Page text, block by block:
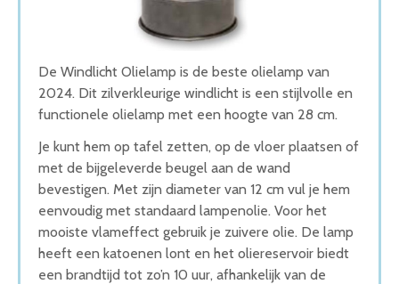
De Windlicht Olielamp is de beste olielamp van
2024. Dit zilverkleurige windlicht is een stijlvolle en
functionele olielamp met een hoogte van 28 cm.
Je kunt hem op tafel zetten, op de vloer plaatsen of
met de bijgeleverde beugel aan de wand
bevestigen. Met zijn diameter van 12 cm vul je hem
eenvoudig met standaard lampenolie. Voor het
mooiste vlameffect gebruik je zuivere olie. De lamp
heeft een katoenen lont en het oliereservoir biedt
een brandtijd tot zo’n 10 uur, afhankelijk van de